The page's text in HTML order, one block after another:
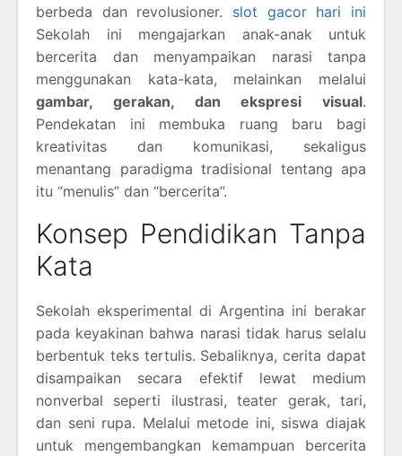
berbeda dan revolusioner. slot gacor hari ini
Sekolah ini mengajarkan anak-anak untuk
bercerita dan menyampaikan narasi tanpa
menggunakan kata-kata, melainkan melalui
gambar, gerakan, dan ekspresi visual.
Pendekatan ini membuka ruang baru bagi
kreativitas dan komunikasi, sekaligus
menantang paradigma tradisional tentang apa
itu “menulis” dan “bercerita”.
Konsep Pendidikan Tanpa
Kata
Sekolah eksperimental di Argentina ini berakar
pada keyakinan bahwa narasi tidak harus selalu
berbentuk teks tertulis. Sebaliknya, cerita dapat
disampaikan secara efektif lewat medium
nonverbal seperti ilustrasi, teater gerak, tari,
dan seni rupa. Melalui metode ini, siswa diajak
untuk mengembangkan kemampuan bercerita